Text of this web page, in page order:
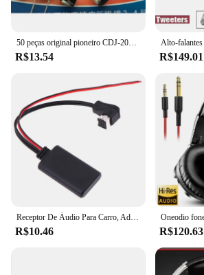
R$13.54 R$149.01
Receptor De Áudio Para Carro, Adaptador Compatível Com Bluetooth, Receptor AUX, Pioneer IP-BUS, 11Pin, 2022
R$10.46 R$120.63